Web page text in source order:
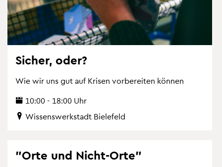
Si­cher, oder?
Wie wir uns gut auf Kri­sen vor­be­rei­ten kön­nen
10:00 - 18:00 Uhr
Wis­sens­werk­stadt Bie­le­feld
"Orte und Nicht-Orte"